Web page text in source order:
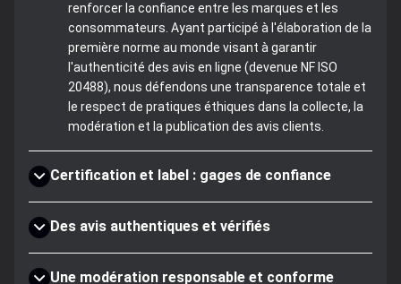
renforcer la confiance entre les marques et les
consommateurs. Ayant participé à l'élaboration de la
première norme au monde visant à garantir
l'authenticité des avis en ligne (devenue NF ISO
20488), nous défendons une transparence totale et
le respect de pratiques éthiques dans la collecte, la
modération et la publication des avis clients.
Certification et label : gages de confiance
Des avis authentiques et vérifiés
Une modération responsable et conforme